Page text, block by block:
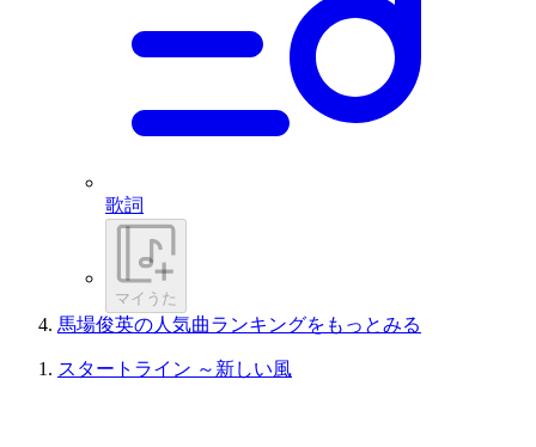
歌詞
マイうた
馬場俊英の人気曲ランキングをもっとみる
スタートライン ～新しい風